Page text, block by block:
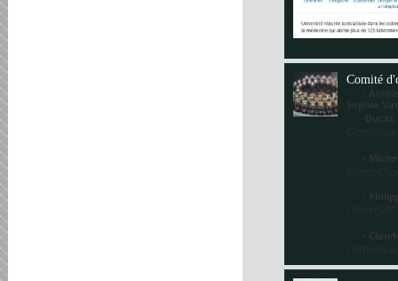
Comité
- Alodie
Sophie
-
Reims
-
-